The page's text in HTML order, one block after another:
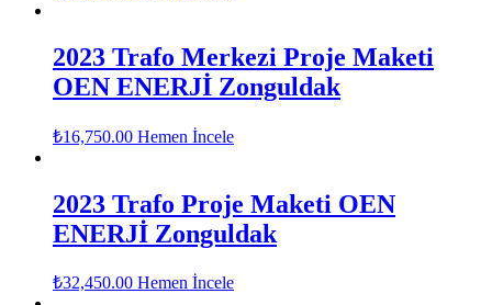
2023 Trafo Merkezi Proje Maketi
OEN ENERJİ Zonguldak
₺16,750.00 Hemen İncele
2023 Trafo Proje Maketi OEN
ENERJİ Zonguldak
₺32,450.00 Hemen İncele